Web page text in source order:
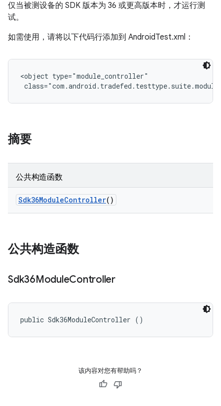
仅当被测设备的 SDK 版本为 36 或更高版本时，才运行测
试。
如需使用，请将以下代码行添加到 AndroidTest.xml：
<object type="module_controller"
摘要
公共构造函数
Sdk36ModuleController()
公共构造函数
Sdk36ModuleController
public Sdk36ModuleController ()
该内容对您有帮助吗？